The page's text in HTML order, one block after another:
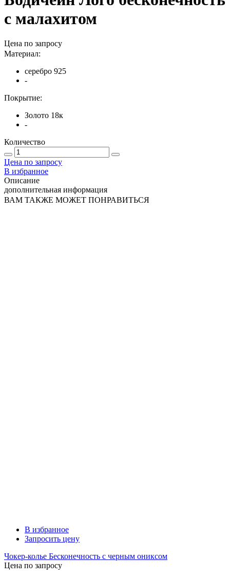
с малахитом
Цена по запросу
Материал:
серебро 925
-
Покрытие:
Золото 18к
-
Количество
Цена по запросу
В избранное
Описание
дополнительная информация
ВАМ ТАКЖЕ МОЖЕТ ПОНРАВИТЬСЯ
В избранное
Запросить цену
Чокер-колье Бесконечность с черным ониксом
Цена по запросу